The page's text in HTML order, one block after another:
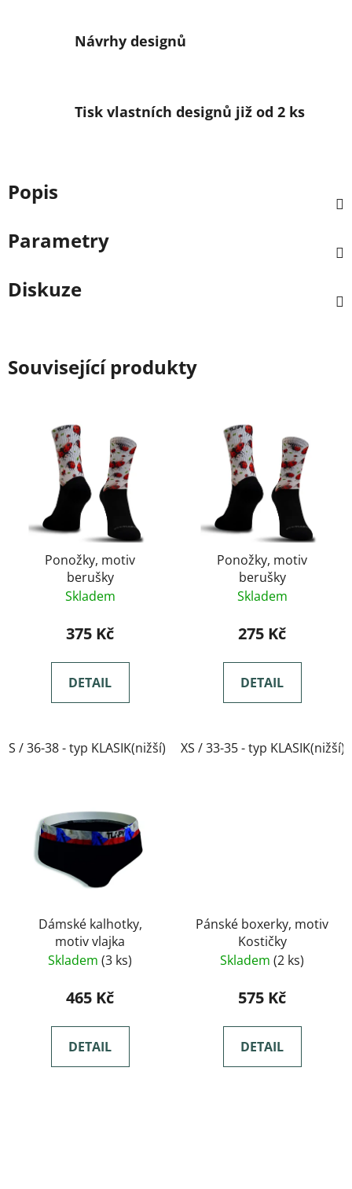
Návrhy designů
Tisk vlastních designů již od 2 ks
Popis
Parametry
Diskuze
Související produkty
Ponožky, motiv
berušky
Skladem
375 Kč
DETAIL
S / 36-38 - typ KLASIK(nižší) M / 39-41- typ KLASIK(nižší)
Ponožky, motiv
berušky
Skladem
275 Kč
DETAIL
XS / 33-35 - typ KLASIK(nižší)
Dámské kalhotky,
motiv vlajka
Skladem (3 ks)
465 Kč
DETAIL
Pánské boxerky, motiv
Kostičky
Skladem (2 ks)
575 Kč
DETAIL